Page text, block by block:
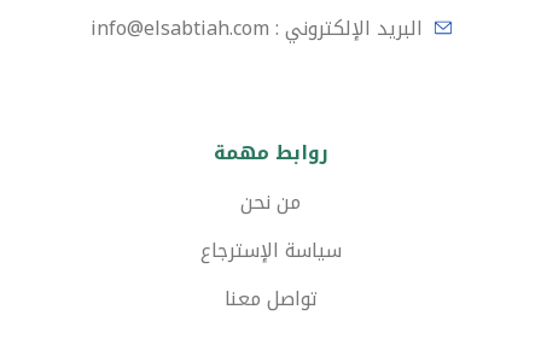
البريد الإلكتروني : info@elsabtiah.com
روابط مهمة
من نحن
سياسة الإسترجاع
تواصل معنا